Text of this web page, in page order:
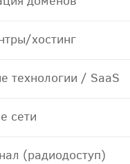
хостинг
технологии / SaaS
сети
(радиодоступ)